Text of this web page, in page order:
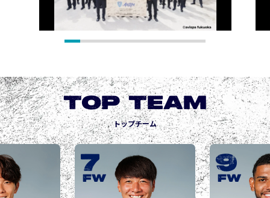
TOP TEAM
トップチーム
7
FW
9
FW